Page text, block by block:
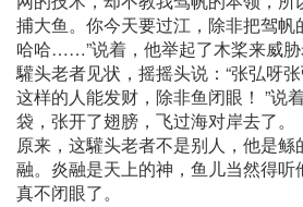
捕大鱼。你今天要过江，除非把驾帆
哈哈……”说着，他举起了木桨来威胁
驩头老者见状，摇摇头说：“张弘呀
这样的人能发财，除非鱼闭眼！ ”说
袋，张开了翅膀，飞过海对岸去了。
原来，这驩头老者不是别人，他是
融。炎融是天上的神，鱼儿当然得
真不闭眼了。